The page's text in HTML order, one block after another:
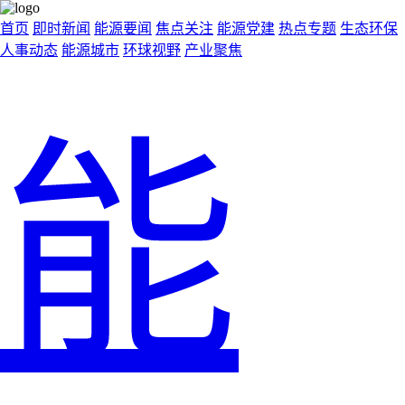
首页 即时新闻 能源要闻 焦点关注 能源党建 热点专题 生态环保
人事动态 能源城市 环球视野 产业聚焦
能